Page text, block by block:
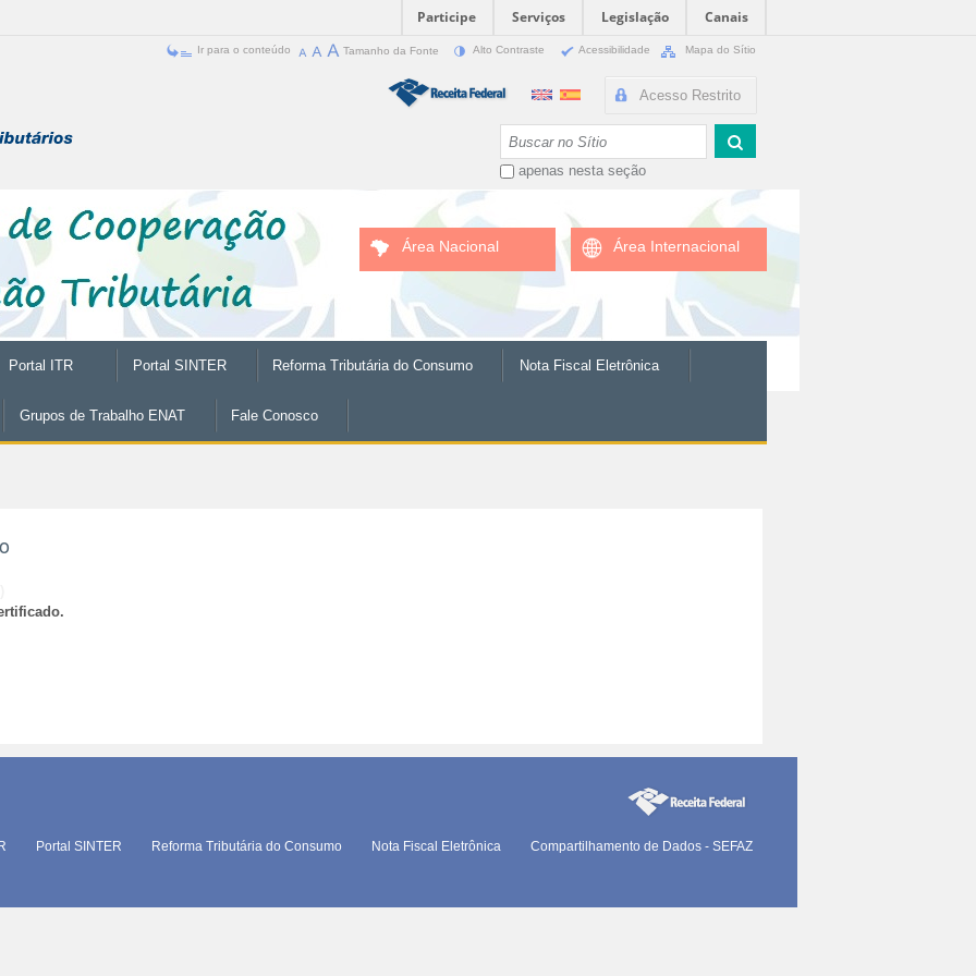
Participe Serviços Legislação
Canais
Ir para o conteúdo Tamanho da Fonte Alto Contraste Acessibilidade Mapa do Sítio
Acesso Restrito
apenas nesta seção
Área Nacional Área Internacional
Portal ITR Portal SINTER Reforma Tributária do Consumo Nota Fiscal Eletrônica
Grupos de Trabalho ENAT Fale Conosco
Portal SINTER Reforma Tributária do Consumo Nota Fiscal Eletrônica
Compartilhamento de Dados - SEFAZ